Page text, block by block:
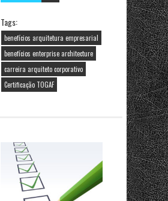
Tags:
benefícios arquitetura empresarial
benefícios enterprise architecture
carreira arquiteto corporativo
Certificação TOGAF